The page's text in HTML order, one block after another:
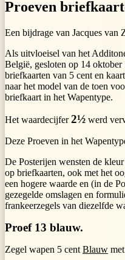
Proeven
Een bijdrage van Jacques van
Als uitvloeisel van het
België, gesloten op 14
briefkaarten van 5 cent en
naar het model van de toen
briefkaart in het Wapentype.
Het waardecijfer2½ werd
Deze Proeven in het
De Posterijen wensten de
op briefkaarten, ook met het
een hogere waarde en (in de
gezegelde omslagen en
frankeerzegels van diezelfde
Proef 13 blauw.
Zegel wapen 5 cent Blauw